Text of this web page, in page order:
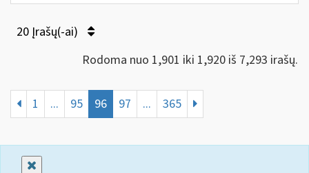
20 Įrašų(-ai)
Rodoma nuo 1,901 iki 1,920 iš 7,293 irašų.
1 ... 95 96 97 ... 365